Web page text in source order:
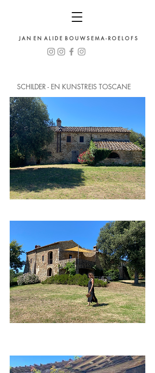
J A N E N A L I D E B O U W S E M A - R O E L O F S
SCHILDER - EN KUNSTREIS TOSCANE